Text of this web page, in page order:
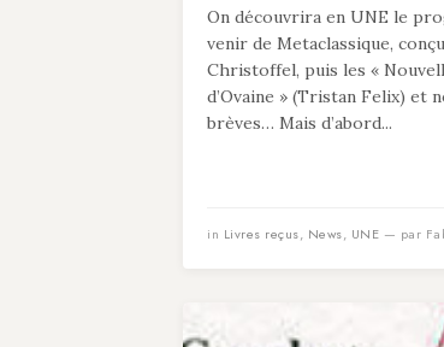
On découvrira en UNE le
venir de Metaclassique,
Christoffel, puis les «
d’Ovaine » (Tristan Felix) et
brèves… Mais d’abord...
in Livres reçus, News, UNE — par